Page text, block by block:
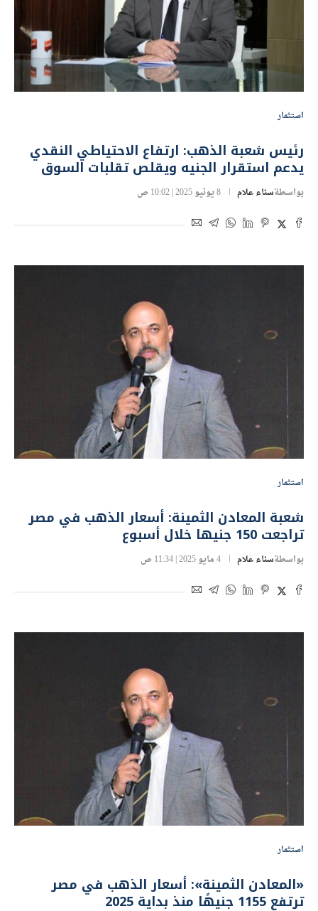
استثمار
رئيس شعبة الذهب: ارتفاع الاحتياطي النقدي
يدعم استقرار الجنيه ويقلص تقلبات السوق
بواسطةسناء علام 8 يونيو 2025 | 10:02 ص
استثمار
شعبة المعادن الثمينة: أسعار الذهب في مصر
تراجعت 150 جنيها خلال أسبوع
بواسطةسناء علام 4 مايو 2025 | 11:34 ص
استثمار
«المعادن الثمينة»: أسعار الذهب في مصر
ترتفع 1155 جنيهًا منذ بداية 2025